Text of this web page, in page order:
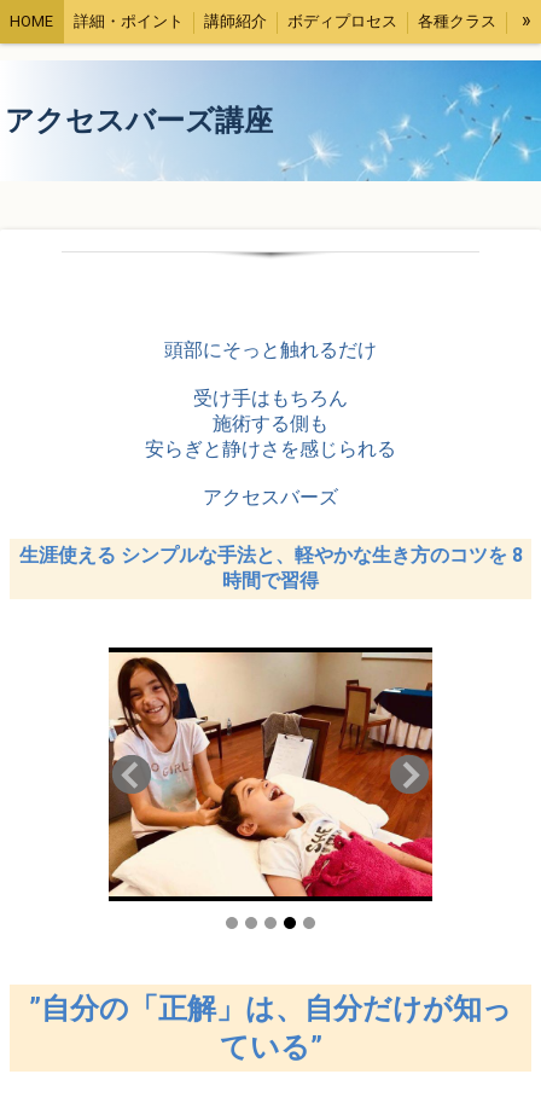
HOME 詳細・ポイント 講師紹介 ボディプロセス 各種クラス
受講者さまの声 コラム
»
アクセスバーズ講座
頭部にそっと触れるだけ
受け手はもちろん
施術する側も
安らぎと静けさを感じられる
アクセスバーズ
生涯使える シンプルな手法と、軽やかな生き方のコツを 8
時間で習得
”自分の「正解」は、自分だけが知っ
ている”